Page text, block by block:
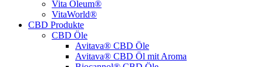
Vita Oleum®
VitaWorld®
CBD Produkte
CBD Öle
Avitava® CBD Öle
Avitava® CBD Öl mit Aroma